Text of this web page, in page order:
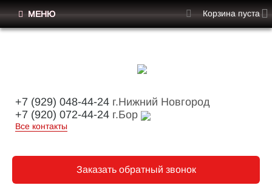
+7 (929) 048-44-24 г.Нижний Новгород
+7 (920) 072-44-24 г.Бор
Все контакты
Заказать обратный звонок
МЕНЮ Корзина пуста